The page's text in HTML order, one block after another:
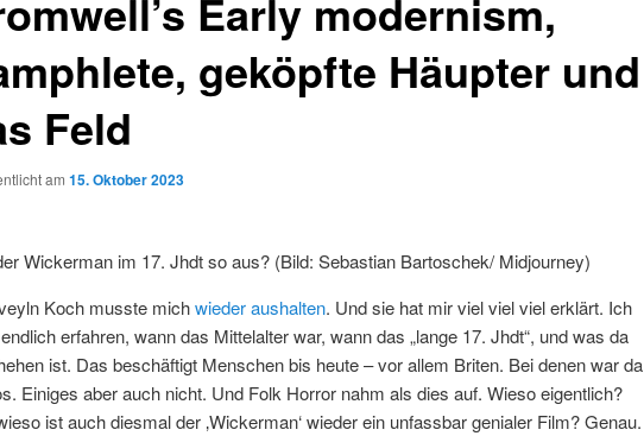
Early modernism,
geköpfte Häupter und
Feld
am 15. Oktober 2023
Wickerman im 17. Jhdt so aus? (Bild: Sebastian Bartoschek/ Midjourney)
Koch musste michwieder aushalten. Und sie hat mir viel viel viel erklärt. Ich
erfahren, wann das Mittelalter war, wann das „lange 17. Jhdt“, und was da
ist. Das beschäftigt Menschen bis heute – vor allem Briten. Bei denen war da
Einiges aber auch nicht. Und Folk Horror nahm als dies auf. Wieso eigentlich?
ist auch diesmal der ‚Wickerman‘ wieder ein unfassbar genialer Film? Genau.